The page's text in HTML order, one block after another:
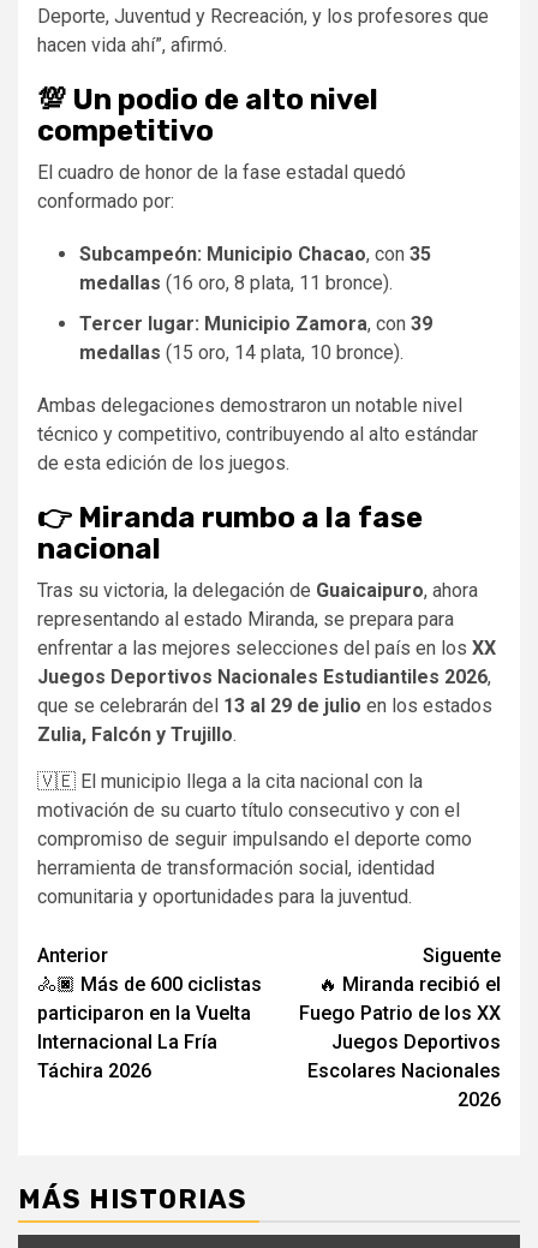
Deporte, Juventud y Recreación, y los profesores que
hacen vida ahí”, afirmó.
💯​ Un podio de alto nivel
competitivo
El cuadro de honor de la fase estadal quedó
conformado por:
Subcampeón: Municipio Chacao, con 35
medallas (16 oro, 8 plata, 11 bronce).
Tercer lugar: Municipio Zamora, con 39
medallas (15 oro, 14 plata, 10 bronce).
Ambas delegaciones demostraron un notable nivel
técnico y competitivo, contribuyendo al alto estándar
de esta edición de los juegos.
👉​ Miranda rumbo a la fase
nacional
Tras su victoria, la delegación de Guaicaipuro, ahora
representando al estado Miranda, se prepara para
enfrentar a las mejores selecciones del país en los XX
Juegos Deportivos Nacionales Estudiantiles 2026,
que se celebrarán del 13 al 29 de julio en los estados
Zulia, Falcón y Trujillo.
🇻🇪​ El municipio llega a la cita nacional con la
motivación de su cuarto título consecutivo y con el
compromiso de seguir impulsando el deporte como
herramienta de transformación social, identidad
comunitaria y oportunidades para la juventud.
Navegación
de
entradas
Anterior
🚴🏿​ Más de 600 ciclistas
participaron en la Vuelta
Internacional La Fría
Táchira 2026
Siguente
🔥 Miranda recibió el
Fuego Patrio de los XX
Juegos Deportivos
Escolares Nacionales
2026
MÁS HISTORIAS